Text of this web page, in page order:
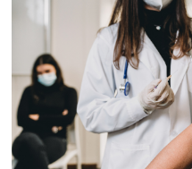
Она отметила, что
телефонные опросы
октябре 2021 года.
кампания по вакцинации
многих других странах:
компонентом получило
существенно ниже, чем в
Китае и странах Юго-